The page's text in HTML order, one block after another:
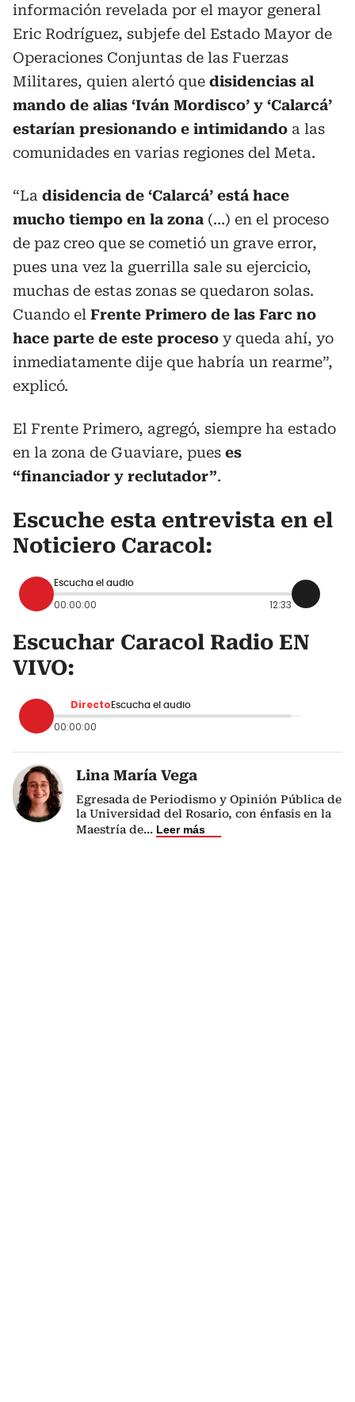
información revelada por el mayor general
Eric Rodríguez, subjefe del Estado Mayor de
Operaciones Conjuntas de las Fuerzas
Militares, quien alertó que disidencias al
mando de alias ‘Iván Mordisco’ y ‘Calarcá’
estarían presionando e intimidando a las
comunidades en varias regiones del Meta.
“La disidencia de ‘Calarcá’ está hace
mucho tiempo en la zona (…) en el proceso
de paz creo que se cometió un grave error,
pues una vez la guerrilla sale su ejercicio,
muchas de estas zonas se quedaron solas.
Cuando el Frente Primero de las Farc no
hace parte de este proceso y queda ahí, yo
inmediatamente dije que habría un rearme”,
explicó.
El Frente Primero, agregó, siempre ha estado
en la zona de Guaviare, pues es
“financiador y reclutador”.
Escuche esta entrevista en el
Noticiero Caracol:
Escucha el audio
00:00:00 12:33
Escuchar Caracol Radio EN
VIVO:
Directo Escucha el audio
00:00:00
Lina María Vega
Egresada de Periodismo y Opinión Pública de
la Universidad del Rosario, con énfasis en la
Maestría de... Leer más